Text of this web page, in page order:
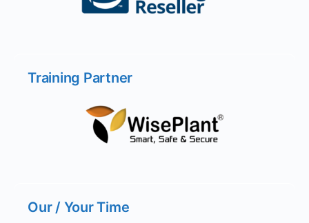
Training Partner
Our / Your Time